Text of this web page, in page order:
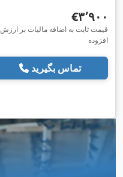
‎€۳٬۹۰۰
قیمت ثابت به اضافه مالیات بر ارزش
افزوده
تماس بگیرید